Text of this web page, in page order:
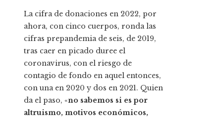
La cifra de donaciones en 2022, por
ahora, con cinco cuerpos, ronda las
cifras prepandemia de seis, de 2019,
tras caer en picado duree el
coronavirus, con el riesgo de
contagio de fondo en aquel entonces,
con una en 2020 y dos en 2021. Quien
da el paso, «no sabemos si es por
altruismo, motivos económicos,